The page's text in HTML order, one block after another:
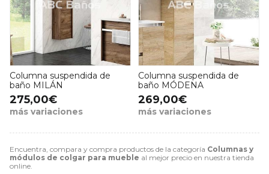
Encuentra, compara y compra productos de la categoría Columnas y
módulos de colgar para mueble al mejor precio en nuestra tienda
online.
Columna suspendida de
baño MILÁN
275,00€
más variaciones
Columna suspendida de
baño MÓDENA
269,00€
más variaciones